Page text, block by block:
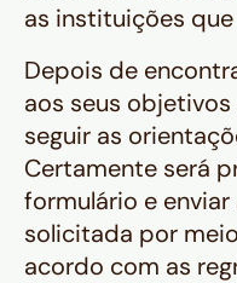
as instituições
Depois de
aos seus
seguir as
Certamente será
formulário e
solicitada por
acordo com as